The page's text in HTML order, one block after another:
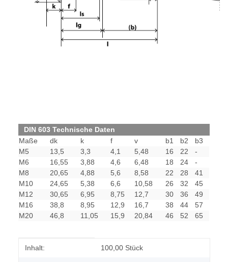
DIN 603 Technische Daten
Maße
dk k f v b1 b2
b3
M5
13,5 3,3 4,1 5,48 16 22
-
M6
16,55 3,88 4,6 6,48 18 24
-
M8
20,65 4,88 5,6 8,58 22 28
41
M10
24,65 5,38 6,6 10,58 26 32
45
M12
30,65 6,95 8,75 12,7 30 36
49
M16
38,8 8,95 12,9 16,7 38 44
57
M20
46,8 11,05 15,9 20,84 46 52 65
Produkteigenschaft
Wert
Inhalt: 100,00 Stück